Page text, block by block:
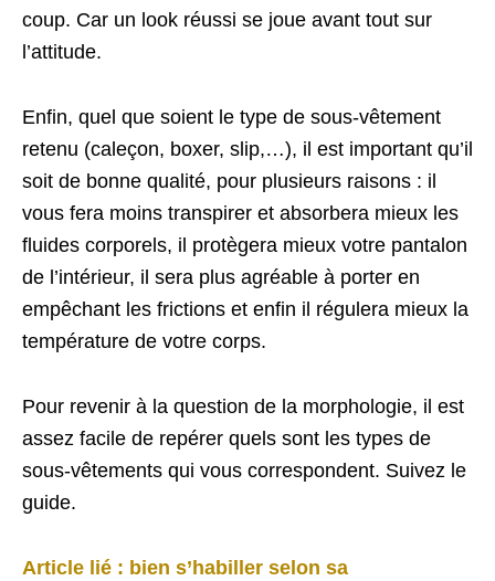
coup. Car un look réussi se joue avant tout sur
l’attitude.
Enfin, quel que soient le type de sous-vêtement
retenu (caleçon, boxer, slip,…), il est important qu’il
soit de bonne qualité, pour plusieurs raisons : il
vous fera moins transpirer et absorbera mieux les
fluides corporels, il protègera mieux votre pantalon
de l’intérieur, il sera plus agréable à porter en
empêchant les frictions et enfin il régulera mieux la
température de votre corps.
Pour revenir à la question de la morphologie, il est
assez facile de repérer quels sont les types de
sous-vêtements qui vous correspondent. Suivez le
guide.
Article lié : bien s’habiller selon sa